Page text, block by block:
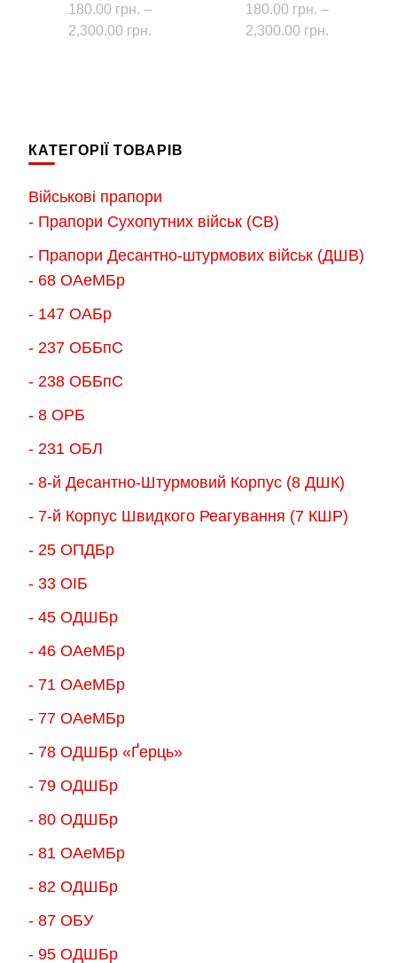
180.00 грн. –
2,300.00 грн.
варіантів.
можна
вибрати
на
сторінці
товару
180.00 грн. –
2,300.00 грн.
на
КАТЕГОРІЇ ТОВАРІВ
Військові прапори
- Прапори Сухопутних військ (СВ)
- Прапори Десантно-штурмових військ (ДШВ)
- 68 ОАеМБр
- 147 ОАБр
- 237 ОББпС
- 238 ОББпС
- 8 ОРБ
- 231 ОБЛ
- 8-й Десантно-Штурмовий Корпус (8 ДШК)
- 7-й Корпус Швидкого Реагування (7 КШР)
- 25 ОПДБр
- 33 ОІБ
- 45 ОДШБр
- 46 ОАеМБр
- 71 ОАеМБр
- 77 ОАеМБр
- 78 ОДШБр «Ґерць»
- 79 ОДШБр
- 80 ОДШБр
- 81 ОАеМБр
- 82 ОДШБр
- 87 ОБУ
- 95 ОДШБр